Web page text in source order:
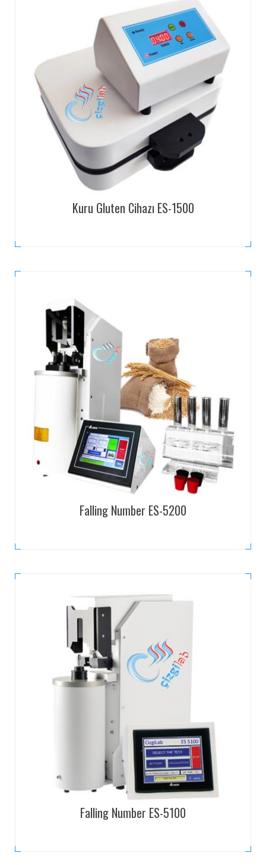
Kuru Gluten Cihazı ES-1500
Falling Number ES-5200
Falling Number ES-5100